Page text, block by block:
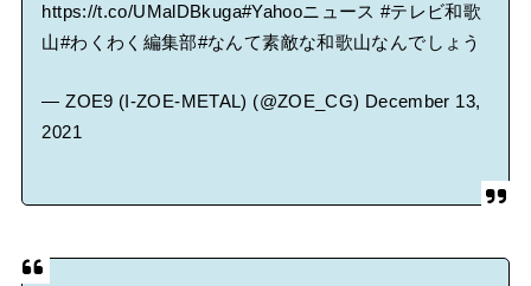
https://t.co/UMalDBkuga#Yahooニュース #テレビ和歌
山#わくわく編集部#なんて素敵な和歌山なんでしょう
— ZOE9 (I-ZOE-METAL) (@ZOE_CG) December 13,
2021